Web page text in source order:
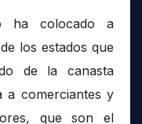
ha colocado a
los estados que
de la canasta
a comerciantes y
que son el